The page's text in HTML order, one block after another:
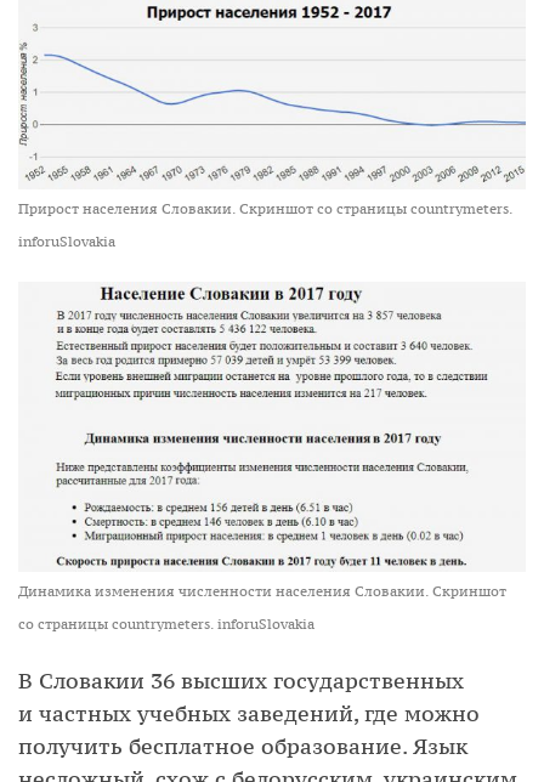
Прирост населения Словакии. Скриншот со страницы countrymeters.
inforuSlovakia
Динамика изменения численности населения Словакии. Скриншот
со страницы countrymeters. inforuSlovakia
В Словакии 36 высших государственных
и частных учебных заведений, где можно
получить бесплатное образование. Язык